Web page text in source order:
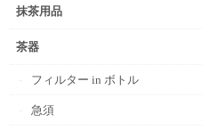
抹茶用品
茶器
フィルター in ボトル
急須